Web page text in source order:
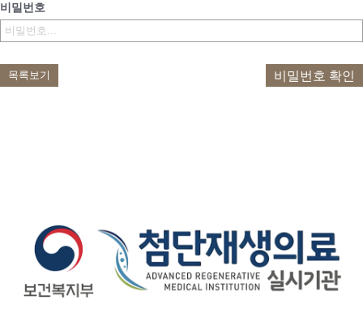
비밀번호
목록보기 비밀번호 확인